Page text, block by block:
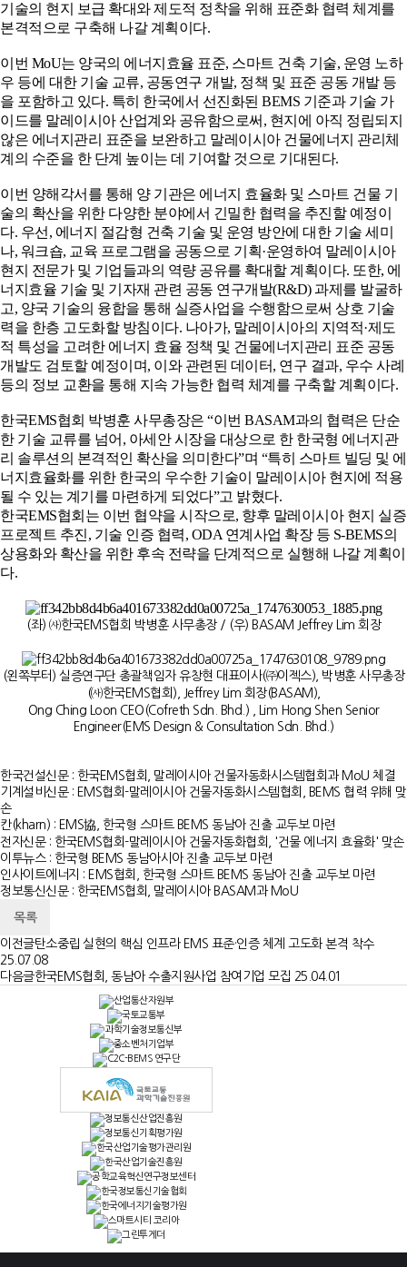
기술의 현지 보급 확대와 제도적 정착을 위해 표준화 협력 체계를
본격적으로 구축해 나갈 계획이다.
이번 MoU는 양국의 에너지효율 표준, 스마트 건축 기술, 운영 노하
우 등에 대한 기술 교류, 공동연구 개발, 정책 및 표준 공동 개발 등
을 포함하고 있다. 특히 한국에서 선진화된 BEMS 기준과 기술 가
이드를 말레이시아 산업계와 공유함으로써, 현지에 아직 정립되지
않은 에너지관리 표준을 보완하고 말레이시아 건물에너지 관리체
계의 수준을 한 단계 높이는 데 기여할 것으로 기대된다.
이번 양해각서를 통해 양 기관은 에너지 효율화 및 스마트 건물 기
술의 확산을 위한 다양한 분야에서 긴밀한 협력을 추진할 예정이
다. 우선, 에너지 절감형 건축 기술 및 운영 방안에 대한 기술 세미
나, 워크숍, 교육 프로그램을 공동으로 기획·운영하여 말레이시아
현지 전문가 및 기업들과의 역량 공유를 확대할 계획이다. 또한, 에
너지효율 기술 및 기자재 관련 공동 연구개발(R&D) 과제를 발굴하
고, 양국 기술의 융합을 통해 실증사업을 수행함으로써 상호 기술
력을 한층 고도화할 방침이다. 나아가, 말레이시아의 지역적·제도
적 특성을 고려한 에너지 효율 정책 및 건물에너지관리 표준 공동
개발도 검토할 예정이며, 이와 관련된 데이터, 연구 결과, 우수 사례
등의 정보 교환을 통해 지속 가능한 협력 체계를 구축할 계획이다.
한국EMS협회 박병훈 사무총장은 “이번 BASAM과의 협력은 단순
한 기술 교류를 넘어, 아세안 시장을 대상으로 한 한국형 에너지관
리 솔루션의 본격적인 확산을 의미한다”며 “특히 스마트 빌딩 및 에
너지효율화를 위한 한국의 우수한 기술이 말레이시아 현지에 적용
될 수 있는 계기를 마련하게 되었다”고 밝혔다.
한국EMS협회는 이번 협약을 시작으로, 향후 말레이시아 현지 실증
프로젝트 추진, 기술 인증 협력, ODA 연계사업 확장 등 S-BEMS의
상용화와 확산을 위한 후속 전략을 단계적으로 실행해 나갈 계획이
다.
(좌) ㈔한국EMS협회 박병훈 사무총장 / (우) BASAM Jeffrey Lim 회장
(왼쪽부터) 실증연구단 총괄책임자 유창현 대표이사(㈜이젝스), 박병훈 사무총장
(㈔한국EMS협회), Jeffrey Lim 회장(BASAM),
Ong Ching Loon CEO(Cofreth Sdn. Bhd.) , Lim Hong Shen Senior
Engineer(EMS Design & Consultation Sdn. Bhd.)
한국건설신문 : 한국EMS협회, 말레이시아 건물자동화시스템협회과 MoU 체결
기계설비신문 : EMS협회-말레이시아 건물자동화시스템협회, BEMS 협력 위해 맞
손
칸(kharn) : EMS協, 한국형 스마트 BEMS 동남아 진출 교두보 마련
전자신문 : 한국EMS협회-말레이시아 건물자동화협회, '건물 에너지 효율화' 맞손
이투뉴스 : 한국형 BEMS 동남아시아 진출 교두보 마련
인사이트에너지 : EMS협회, 한국형 스마트 BEMS 동남아 진출 교두보 마련
정보통신신문 : 한국EMS협회, 말레이시아 BASAM과 MoU
목록
이전글탄소중립 실현의 핵심 인프라 EMS 표준·인증 체계 고도화 본격 착수
25.07.08
다음글한국EMS협회, 동남아 수출지원사업 참여기업 모집 25.04.01